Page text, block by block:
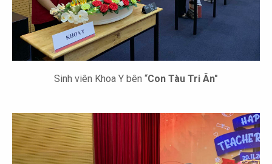
Sinh viên Khoa Y bên “Con Tàu Tri Ân"